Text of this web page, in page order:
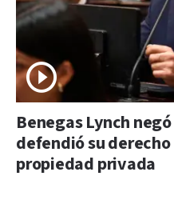
Benegas Lynch
defendió su
propiedad privada